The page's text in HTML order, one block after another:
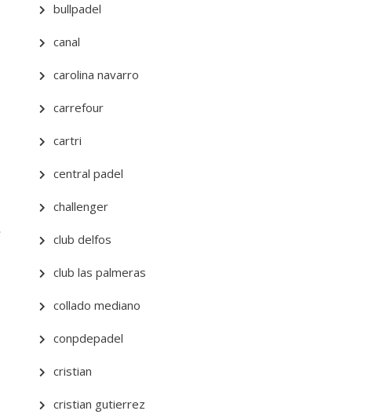
bullpadel
canal
carolina navarro
carrefour
cartri
central padel
challenger
club delfos
club las palmeras
collado mediano
conpdepadel
cristian
cristian gutierrez